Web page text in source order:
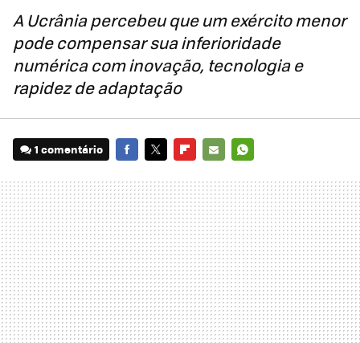
A Ucrânia percebeu que um exército menor
pode compensar sua inferioridade
numérica com inovação, tecnologia e
rapidez de adaptação
1 comentário
MAIL